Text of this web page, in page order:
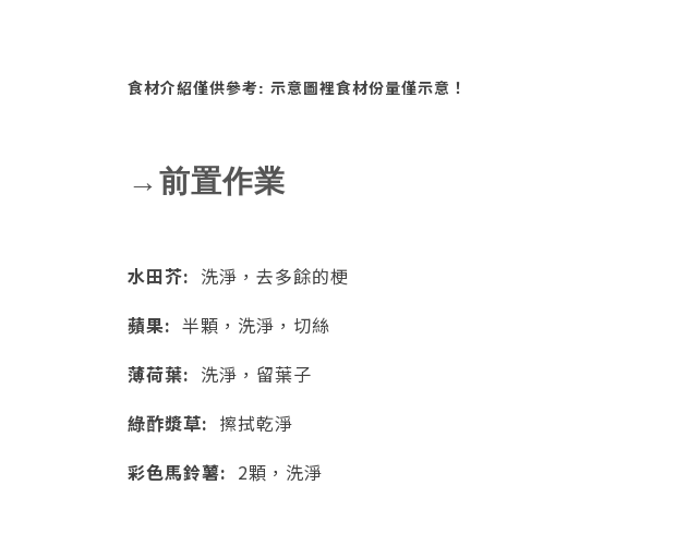
食材介紹僅供參考: 示意圖裡食材份量僅示意！
→前置作業
水田芥: 洗淨，去多餘的梗
蘋果: 半顆， 洗淨，切絲
薄荷葉: 洗淨，留葉子
綠酢漿草: 擦拭乾淨
彩色馬鈴薯: 2顆，洗淨